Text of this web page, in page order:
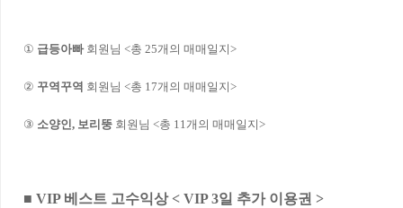
① 급등아빠 회원님 <총 25개의 매매일지>
② 꾸역꾸역 회원님 <총 17개의 매매일지>
③ 소양인, 보리뚱 회원님 <총 11개의 매매일지>
■ VIP 베스트 고수익상 < VIP 3일 추가 이용권 >